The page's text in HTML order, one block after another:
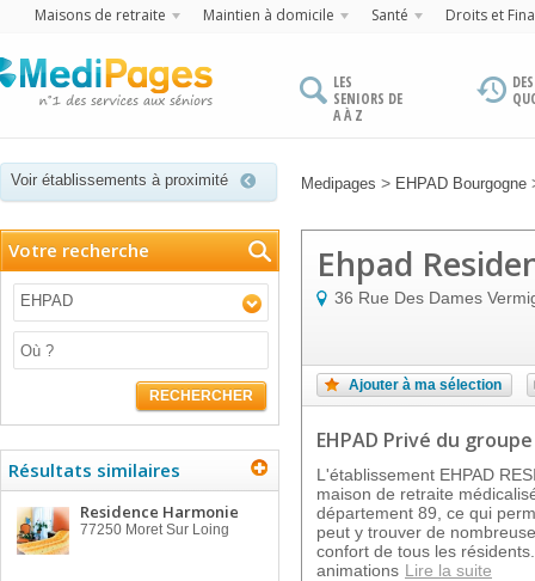
Maisons de retraite Maintien à domicile Santé Droits et
LES
SENIORS DE
A À Z
Voir établissements à proximité Medipages > EHPAD Bourgogne
Votre recherche
EHPAD
RECHERCHER
Résultats similaires
Residence Harmonie
77250 Moret Sur Loing
Ehpad
36 Rue Des Dames
Ajouter à ma sélection
EHPAD Privé du groupe
L'établissement EHPAD
maison de retraite
département 89, ce qui
peut y trouver de
confort de tous les
animations Lire la suite